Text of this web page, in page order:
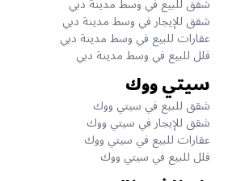
شقق للإيجار في وسط مدينة دبي
عقارات للبيع في وسط مدينة دبي
فلل للبيع في وسط مدينة دبي
سيتي ووك
شقق للبيع في سيتي ووك
شقق للإيجار في سيتي ووك
عقارات للبيع في سيتي ووك
فلل للبيع في سيتي ووك